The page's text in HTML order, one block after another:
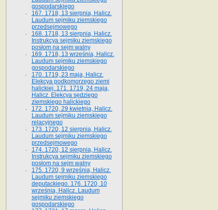
gospodarskiego
167. 1718, 13 sierpnia, Halicz.
Laudum sejmiku ziemskiego
przedsejmowego
168. 1718, 13 sierpnia, Halicz.
Instrukcya sejmiku ziemskiego
posłom na sejm walny
169. 1718, 13 września, Halicz.
Laudum sejmiku ziemskiego
gospodarskiego
170. 1719, 23 maja, Halicz.
Elekcya podkomorzego ziemi
halickiej. 171. 1719, 24 maja,
Halicz. Elekcya sędziego
ziemskiego halickiego
172. 1720, 29 kwietnia, Halicz.
Laudum sejmiku ziemskiego
relacyjnego
173. 1720, 12 sierpnia, Halicz.
Laudum sejmiku ziemskiego
przedsejmowego
174. 1720, 12 sierpnia, Halicz.
Instrukcya sejmiku ziemskiego
posłom na sejm walny
175. 1720, 9 września, Halicz.
Laudum sejmiku ziemskiego
deputackiego. 176. 1720, 10
września, Halicz. Laudum
sejmiku ziemskiego
gospodarskiego